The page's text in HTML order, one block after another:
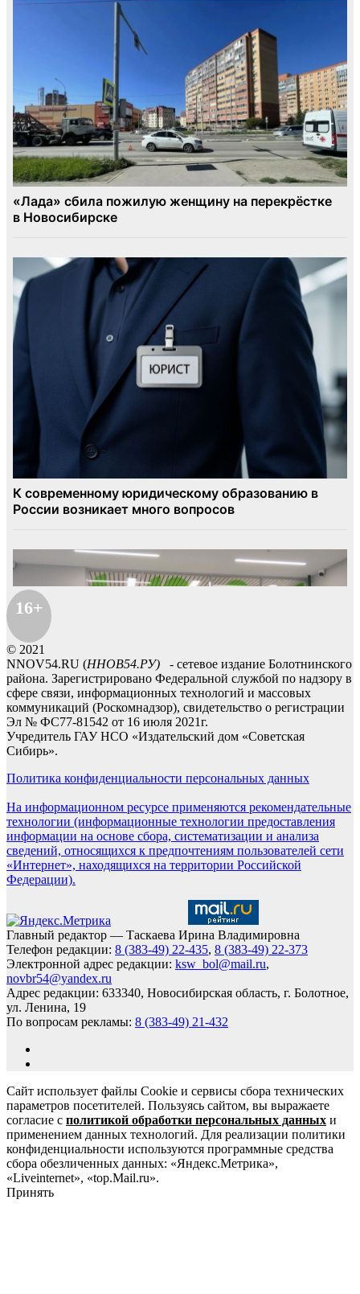
16+
© 2021
NNOV54.RU (ННОВ54.РУ) - сетевое издание Болотнинского
района. Зарегистрировано Федеральной службой по надзору в
сфере связи, информационных технологий и массовых
коммуникаций (Роскомнадзор), свидетельство о регистрации
Эл № ФС77-81542 от 16 июля 2021г.
Учредитель ГАУ НСО «Издательский дом «Советская
Сибирь».
Политика конфиденциальности персональных данных
На информационном ресурсе применяются рекомендательные
технологии (информационные технологии предоставления
информации на основе сбора, систематизации и анализа
сведений, относящихся к предпочтениям пользователей сети
«Интернет», находящихся на территории Российской
Федерации).
Главный редактор — Таскаева Ирина Владимировна
Телефон редакции: 8 (383-49) 22-435, 8 (383-49) 22-373
Электронной адрес редакции: ksw_bol@mail.ru,
novbr54@yandex.ru
Адрес редакции: 633340, Новосибирская область, г. Болотное,
ул. Ленина, 19
По вопросам рекламы: 8 (383-49) 21-432
Сайт использует файлы Cookie и сервисы сбора технических
параметров посетителей. Пользуясь сайтом, вы выражаете
согласие с политикой обработки персональных данных и
применением данных технологий. Для реализации политики
конфиденциальности используются программные средства
сбора обезличенных данных: «Яндекс.Метрика»,
«Liveinternet», «top.Mail.ru».
Принять